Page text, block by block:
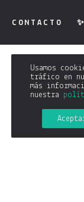
CONTACTO
Usamos
tráfico en
más
nuestra